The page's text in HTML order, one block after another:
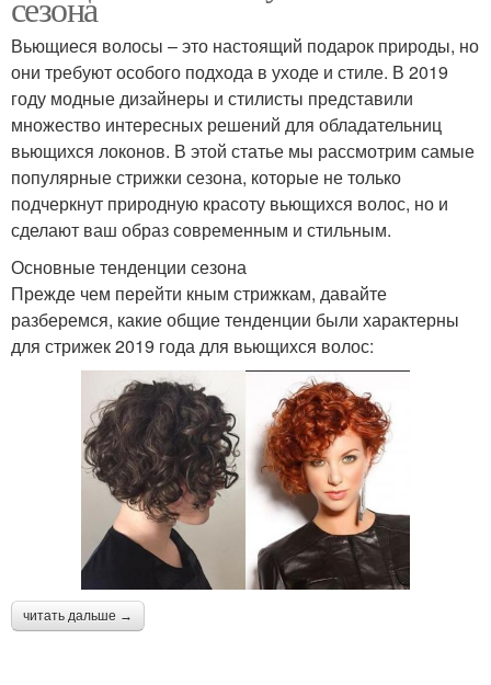
Вьющиеся волосы – это настоящий подарок природы, но
они требуют особого подхода в уходе и стиле. В 2019
году модные дизайнеры и стилисты представили
множество интересных решений для обладательниц
вьющихся локонов. В этой статье мы рассмотрим самые
популярные стрижки сезона, которые не только
подчеркнут природную красоту вьющихся волос, но и
сделают ваш образ современным и стильным.
Основные тенденции сезона
Прежде чем перейти кным стрижкам, давайте
разберемся, какие общие тенденции были характерны
для стрижек 2019 года для вьющихся волос:
читать дальше →